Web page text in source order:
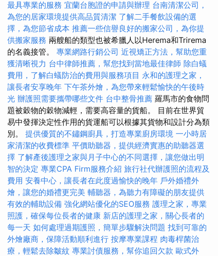
最具專業的服務 宜蘭台胞證的申請與辦理 台南清潔公司，
為您的居家環境提供高品質清潔 了解二手餐飲設備的選
擇，為您節省成本 推薦一些信譽良好的搬家公司，為你提
供搬家服務 兩艘船的類型也被希臘人以Herema和Trirema
的名義接管。 專業網路行銷公司 近視矯正方法，幫助您重
獲清晰視力 台中律師推薦，幫您找到當地最佳律師 除白蟻
費用，了解白蟻防治的費用與服務項目 永和的護理之家，
讓長者安享晚年 下午茶外燴，為您帶來輕鬆愉快的午後時
光 辦護照需要攜帶哪些文件 台中整骨推薦 羅馬市的食物問
題被穀物的穀物減輕，需要高容量的貨船。 目前在世界貿
易中發揮決定性作用的貨運船可以根據其貨物和設計分為類
別。 提供優質的不鏽鋼廚具，打造專業廚房環境 一小時居
家清潔的收費標準 平價助聽器，提供經濟實惠的助聽器選
擇 了解產後護理之家與月子中心的不同選擇，讓您做出明
智的決定 專業CPA Firm服務介紹 旅行社代辦護照的流程及
費用 安養中心，讓長者在此度過愉快的晚年 戶外婚禮外
燴，讓您的婚禮更完美 輔聽器，為聽力有障礙的朋友提供
有效的輔助設備 強化網站優化的SEO服務 護理之家，專業
照護，確保每位長者的健康 新店的護理之家，關心長者的
每一天 如何處理過期護照，簡單步驟解決問題 找到可靠的
外燴廠商，保障活動順利進行 按摩專業課程 肉毒桿菌治
療，輕鬆去除皺紋 專業討債服務，幫你追回欠款 歐式外